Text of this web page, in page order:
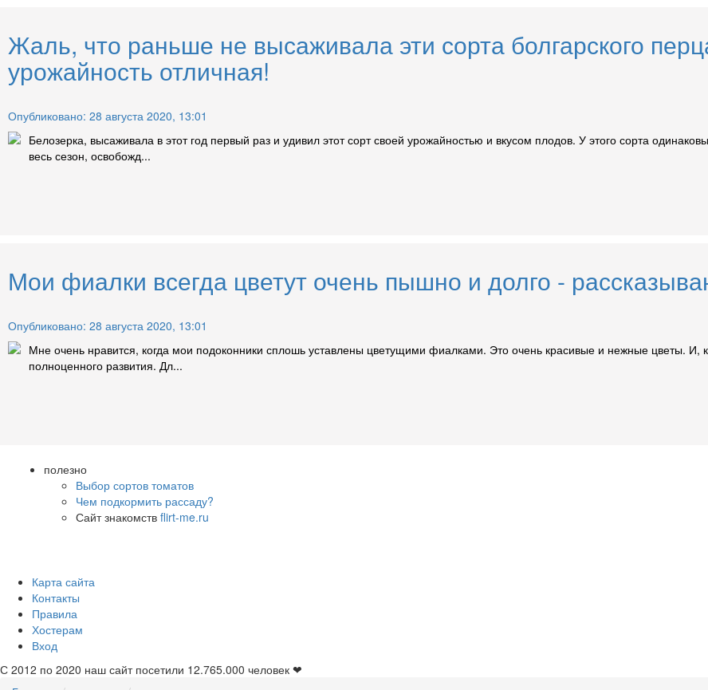
Жаль, что раньше не высаживала эти сорта болгарского
урожайность отличная!
Опубликовано: 28 августа 2020, 13:01
Белозерка, высаживала в этот год первый раз и удивил этот сорт своей урожайностью и вкусом плодов. У этого сорта
весь сезон, освобожд...
Мои фиалки всегда цветут очень пышно и долго -
Опубликовано: 28 августа 2020, 13:01
Мне очень нравится, когда мои подоконники сплошь уставлены цветущими фиалками. Это очень красивые и нежные цветы.
полноценного развития. Дл...
полезно
Выбор сортов томатов
Чем подкормить рассаду?
Сайт знакомств flirt-me.ru
Карта сайта
Контакты
Правила
Хостерам
Вход
С 2012 по 2020 наш сайт посетили 12.765.000 человек ❤